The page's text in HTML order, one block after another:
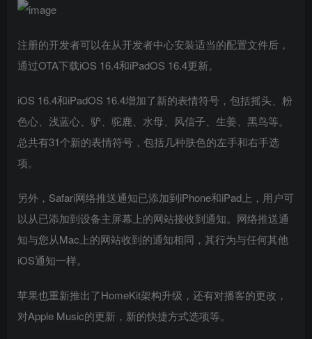
注册的开发者可以在从开发者中心安装适当的配置文件后，
通过OTA下载iOS 16.4和iPadOS 16.4更新。
iOS 16.4和iPadOS 16.4增加了新的表情符号，包括摇头、粉
色心、浅蓝心、驴、驼鹿、水母、风信子、生姜、黑鸟等。
总共有31个新的表情符号，包括几种肤色的左手和右手选
项。
另外，Safari网络推送通知已添加到iPhone和iPad上，用户可
以从已添加到设备主屏幕上的网站接收到通知。网络推送通
知与您从Mac上的网站收到的通知相同，其行为与任何其他
iOS通知一样。
苹果也重新推出了HomeKit架构升级，还有对播客的更改，
对Apple Music的更新，新的快捷方式选项等。